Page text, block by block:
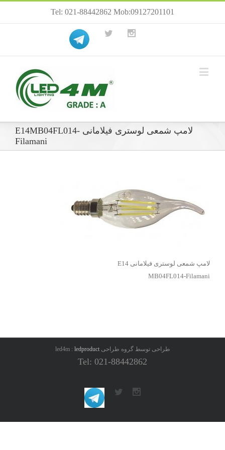
Tel: 021-88442862 Mob:09127201101
لامپ شمعی لوستری فیلامانی E14MB04FL014-
Filamani
لامپ شمعی لوستری فیلامانی E14
MB04FL014-Filamani
طراحی توسط گروه طراحی led4m :ledproduct
Tel: 021-88442862